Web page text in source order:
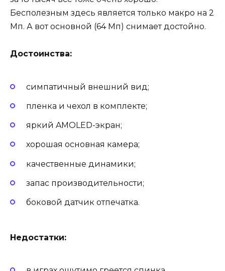
Бесполезным здесь является только макро на 2
Мп. А вот основной (64 Мп) снимает достойно.
Достоинства:
симпатичный внешний вид;
пленка и чехол в комплекте;
яркий AMOLED-экран;
хорошая основная камера;
качественные динамики;
запас производительности;
боковой датчик отпечатка.
Недостатки: